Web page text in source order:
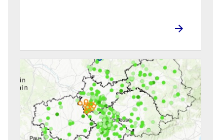
Image
de
couverture
(conseillée)